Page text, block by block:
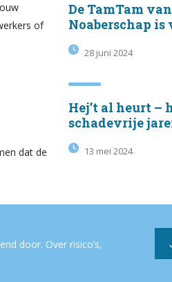
of
dat de
De TamTam
Noaberschap
28 juni 2024
Hej’t al heurt –
schadevrije
13 mei 2024
door. Over risico’s,